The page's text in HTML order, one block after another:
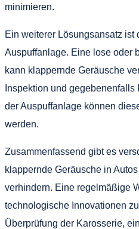
minimieren.
Ein weiterer Lösungsansatz ist
Auspuffanlage. Eine lose oder
kann klappernde Geräusche
Inspektion und
der Auspuffanlage können
werden.
Zusammenfassend gibt es
klappernde Geräusche in
verhindern. Eine regelmäßige
technologische Innovationen
Überprüfung der Karosserie,